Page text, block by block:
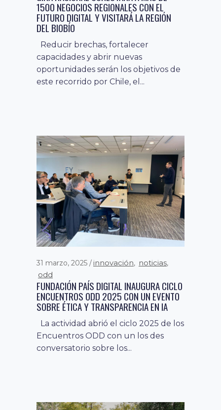
1500 NEGOCIOS REGIONALES CON EL
FUTURO DIGITAL Y VISITARÁ LA REGIÓN
DEL BIOBÍO
Reducir brechas, fortalecer
capacidades y abrir nuevas
oportunidades serán los objetivos de
este recorrido por Chile, el...
31 marzo, 2025 innovación, noticias,
odd
FUNDACIÓN PAÍS DIGITAL INAUGURA CICLO
ENCUENTROS ODD 2025 CON UN EVENTO
SOBRE ÉTICA Y TRANSPARENCIA EN IA
La actividad abrió el ciclo 2025 de los
Encuentros ODD con un los des
conversatorio sobre los...
17 septiembre, 2024 innovación,
noticias
PAÍS DIGITAL ABORDA LOS RETOS Y
OPORTUNIDADES DE LA INTELIGENCIA
ARTIFICIAL EN WEBINAR ORGANIZADO POR
IGF CHILE
12 septiembre, 2024 desarrollo digital,
digitalización del negocio , fomento a
la economía digital ,innovación,
noticias
XII SUMMIT PAÍS DIGITAL: CONSENSO
SOBRE LA NECESIDAD DE PRIORIZAR EL
Ciencia, Tecnología, Conocimiento e